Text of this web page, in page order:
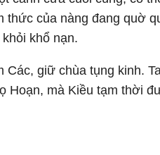
của nàng đang quờ
khổ nạn.
giữ chùa tụng kinh.
Hoạn, mà Kiều tạm thời